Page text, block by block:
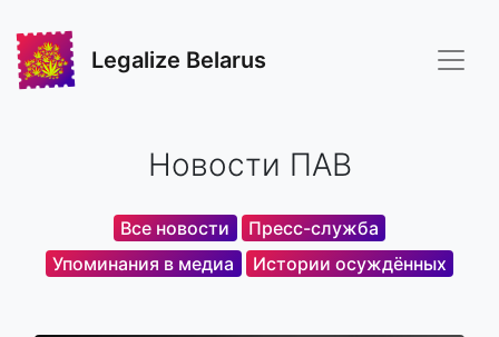
Legalize Belarus
Новости ПАВ
Все новости
Пресс-служба
Упоминания в медиа
Истории осуждённых